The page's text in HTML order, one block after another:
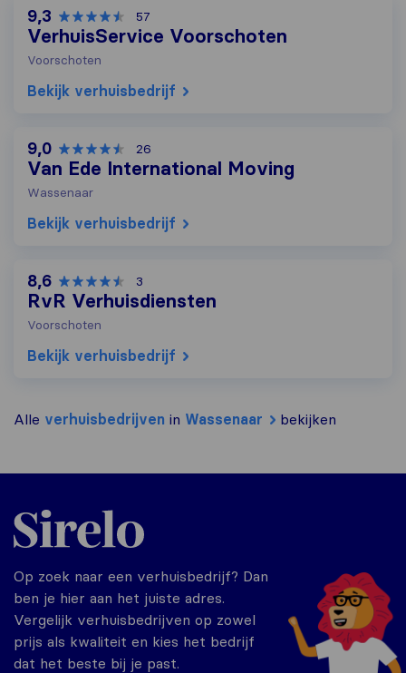
9,3 57
VerhuisService Voorschoten
Voorschoten
Bekijk verhuisbedrijf
9,0 26
Van Ede International Moving
Wassenaar
Bekijk verhuisbedrijf
8,6 3
RvR Verhuisdiensten
Voorschoten
Bekijk verhuisbedrijf
Alle verhuisbedrijven in Wassenaar bekijken
Sirelo.nl
Op zoek naar een verhuisbedrijf? Dan
ben je hier aan het juiste adres.
Vergelijk verhuisbedrijven op zowel
prijs als kwaliteit en kies het bedrijf
dat het beste bij je past.